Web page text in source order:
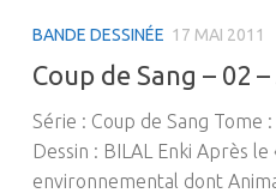
BANDE DESSINÉE 17 MAI 2011
Coup de Sang – 02
Série : Coup de Sang Tome
Dessin : BILAL Enki Après le
environnemental dont